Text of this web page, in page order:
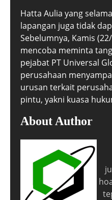
Hatta Aulia yang
lapangan juga tidak
Sebelumnya, Kamis
mencoba meminta
pejabat PT Universal
perusahaan
urusan terkait
pintu, yakni kuasa
About Author